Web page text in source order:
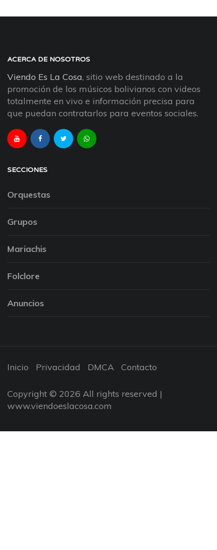
ACERCA DE NOSOTROS
Viendo Es La Cosa, sitio web destinado a la
promoción de los músicos bolivianos con videos
totalmente en vivo e información precisa para
que puedan contratarlos para eventos sociales.
SECCIONES
Orquestas
Grupos
Mariachis
Folclore
Anuncios
Inicio Privacidad DMCA Contacto
Copyright © 2026 All rights reserved |
www.viendoeslacosa.com